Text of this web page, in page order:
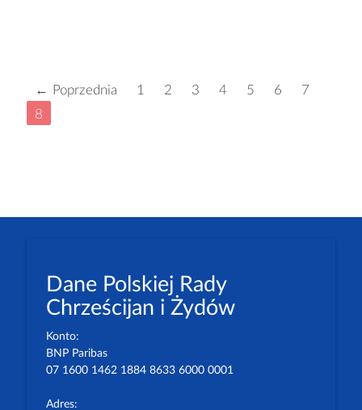
← Poprzednia 1 2 3 4 5 6
7
8
Dane Polskiej Rady
Chrześcijan i Żydów
Konto:
BNP Paribas
07 1600 1462 1884 8633 6000 0001
Adres: